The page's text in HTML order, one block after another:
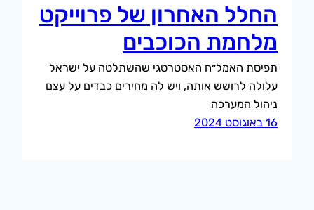
החלל האחרון של פרוייקט
מלחמת הכוכבים
תפיסת האמל״ח האסטרטגי שהשתלטה על ישראל
עלולה לרושש אותה, ויש לה מחירים כבדים על עצם
ניהול המערכה
16 באוגוסט 2024